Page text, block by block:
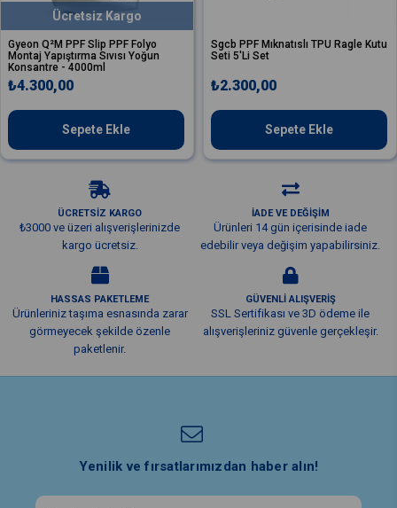
Q²M PPF Slip PPF Folyo
Yapıştırma Sıvısı Yoğun
- 4000ml
Sepete Ekle
Ücretsiz Kargo
Sgcb PPF Mıknatıslı TPU Ragle Kutu
Seti 5'Li Set
₺2.300,00
Sepete Ekle
ÜCRETSİZ KARGO
₺3000 ve üzeri alışverişlerinizde
kargo ücretsiz.
İADE VE DEĞİŞİM
Ürünleri 14 gün içerisinde iade
edebilir veya değişim yapabilirsiniz.
HASSAS PAKETLEME
Ürünleriniz taşıma esnasında zarar
görmeyecek şekilde özenle
paketlenir.
GÜVENLİ ALIŞVERİŞ
SSL Sertifikası ve 3D ödeme ile
alışverişleriniz güvenle gerçekleşir.
Yenilik ve fırsatlarımızdan haber alın!